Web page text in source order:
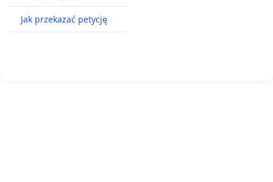
Jak przekazać petycję